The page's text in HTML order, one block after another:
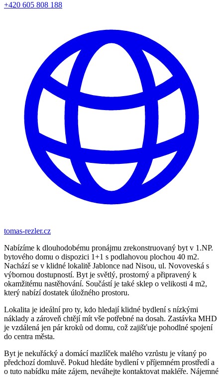
+420 605 808 188
tomas-rezler.cz
Nabízíme k dlouhodobému pronájmu zrekonstruovaný byt v 1.NP.
bytového domu o dispozici 1+1 s podlahovou plochou 40 m2.
Nachází se v klidné lokalitě Jablonce nad Nisou, ul. Novoveská s
výbornou dostupností. Byt je světlý, prostorný a připravený k
okamžitému nastěhování. Součástí je také sklep o velikosti 4 m2,
který nabízí dostatek úložného prostoru.
Lokalita je ideální pro ty, kdo hledají klidné bydlení s nízkými
náklady a zároveň chtějí mít vše potřebné na dosah. Zastávka MHD
je vzdálená jen pár kroků od domu, což zajišťuje pohodlné spojení
do centra města.
Byt je nekuřácký a domácí mazlíček malého vzrůstu je vítaný po
předchozí domluvě. Pokud hledáte bydlení v příjemném prostředí a
o tuto nabídku máte zájem, neváhejte kontaktovat makléře. Nájemné